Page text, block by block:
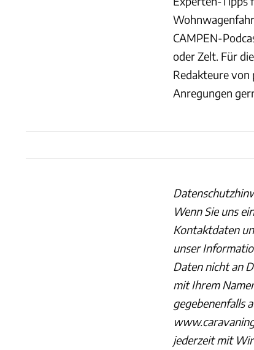
CAMPEN-
oder Zelt. Für
Redakteure von
Anregungen
Wenn Sie uns
Kontaktdaten
unser
Daten nicht an
mit Ihrem
gegebenenfalls
jederzeit mit